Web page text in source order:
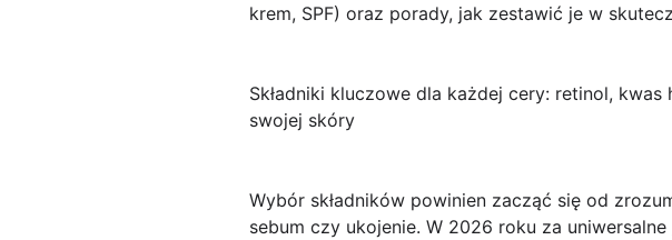
krem, SPF) oraz porady, jak zestawić je w
Składniki kluczowe dla każdej cery: retinol,
swojej skóry
Wybór składników powinien zacząć się od
sebum czy ukojenie. W 2026 roku za uniwersalne